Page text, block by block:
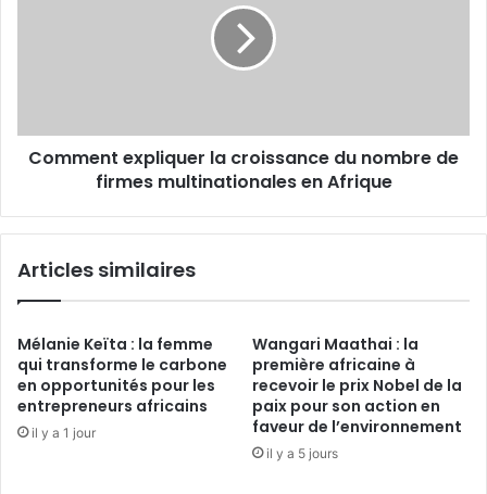
multinationales
enComment expliquer la croissance du nombre de
firmes multinationales en Afrique
Articles similaires
Mélanie Keïta : la femme
qui transforme le carbone
en opportunités pour les
entrepreneurs africains
il y a 1 jour
Wangari Maathai : la
première africaine à
recevoir le prix Nobel de la
paix pour son action en
faveur de l’environnement
il y a 5 jours